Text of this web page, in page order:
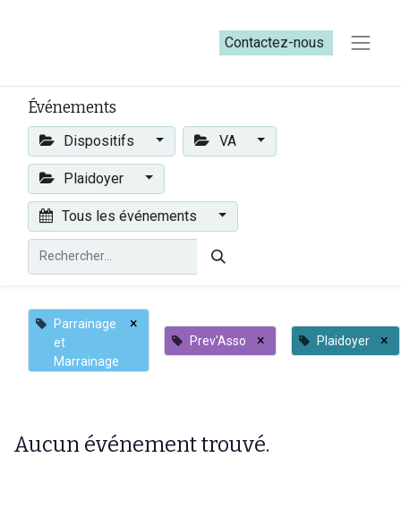
Contactez-nous​​
Événements
Dispositifs VA
Plaidoyer
Tous les événements
Parrainage
et
Marrainage
×
Prev'Asso × Plaidoyer ×
Aucun événement trouvé.